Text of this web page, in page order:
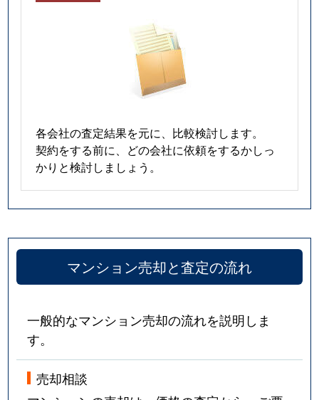
各会社の査定結果を元に、比較検討します。
契約をする前に、どの会社に依頼をするかしっ
かりと検討しましょう。
マンション売却と査定の流れ
一般的なマンション売却の流れを説明しま
す。
売却相談